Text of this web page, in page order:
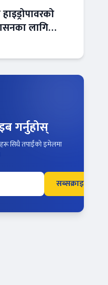
लागि
गर्नुहोस्
सिधै तपाईंको इमेलमा
सब्सक्राइब